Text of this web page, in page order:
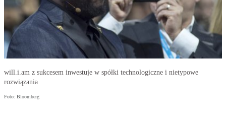
will.i.am z sukcesem inwestuje w spółki technologiczne i nietypowe
rozwiązania
Foto: Bloomberg